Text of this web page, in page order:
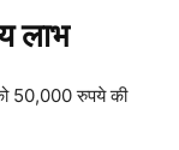
लाभ
50,000 रुपये की